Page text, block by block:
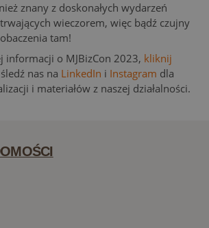
znany z doskonałych wydarzeń
wieczorem, więc bądź czujny
tam!
informacji o MJBizCon 2023, kliknij
nas na LinkedIn i Instagram dla
i materiałów z naszej działalności.